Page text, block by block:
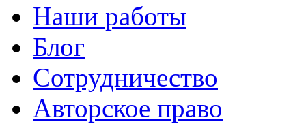
Наши работы
Блог
Сотрудничество
Авторское право